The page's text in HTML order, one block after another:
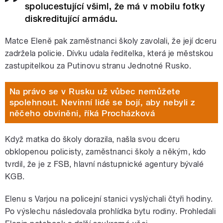
spolucestující všiml, že má v mobilu fotky
diskreditující armádu.
Matce Eleně pak zaměstnanci školy zavolali, že její dceru
zadržela policie. Dívku udala ředitelka, která je městskou
zastupitelkou za Putinovu stranu Jednotné Rusko.
Na právo se v Rusku už vůbec nemůžete
spolehnout. Nevinní lidé se bojí, aby nebyli z
něčeho obviněni, říká Procházková
Když matka do školy dorazila, našla svou dceru
obklopenou policisty, zaměstnanci školy a někým, kdo
tvrdil, že je z FSB, hlavní nástupnické agentury bývalé
KGB.
Elenu s Varjou na policejní stanici vyslýchali čtyři hodiny.
Po výslechu následovala prohlídka bytu rodiny. Prohledali